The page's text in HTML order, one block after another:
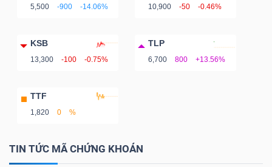
5,500 -900 -14.06% 10,900 -50 -0.46%
KSB
13,300 -100 -0.75%
TLP
6,700 800 +13.56%
TTF
1,820 0 %
TIN TỨC MÃ CHỨNG KHOÁN
XUẤT
DỮ
Ngành